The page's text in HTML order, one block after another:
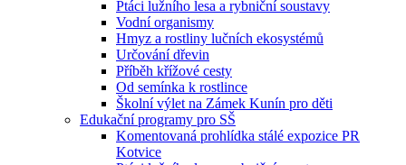
Ptáci lužního lesa a rybniční soustavy
Vodní organismy
Hmyz a rostliny lučních ekosystémů
Určování dřevin
Příběh křížové cesty
Od semínka k rostlince
Školní výlet na Zámek Kunín pro děti
Edukační programy pro SŠ
Komentovaná prohlídka stálé expozice PR
Kotvice